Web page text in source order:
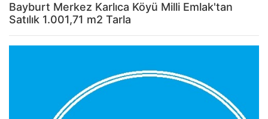
Bayburt Merkez Karlıca Köyü Milli Emlak'tan
Satılık 1.001,71 m2 Tarla